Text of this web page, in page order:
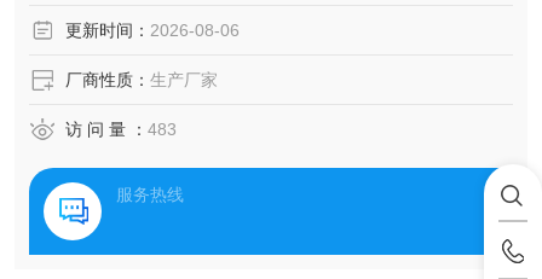
更新时间： 2026-08-06
厂商性质： 生产厂家
访 问 量 ： 483
服务热线